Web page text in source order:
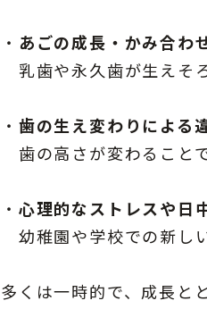
・ あごの成長・かみ合わ
乳歯や永久歯が生えそ
・ 歯の生え変わりによる
歯の高さが変わること
・ 心理的なストレスや日
幼稚園や学校での新し
多くは一時的で、成長と